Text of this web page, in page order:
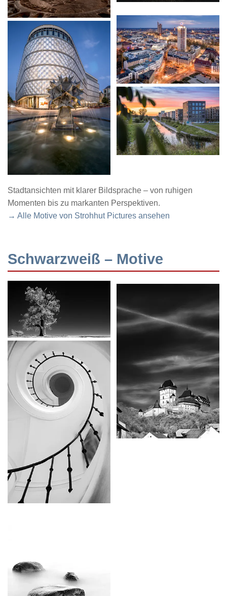
Stadtansichten mit klarer Bildsprache – von ruhigen
Momenten bis zu markanten Perspektiven.
→ Alle Motive von Strohhut Pictures ansehen
Schwarzweiß – Motive